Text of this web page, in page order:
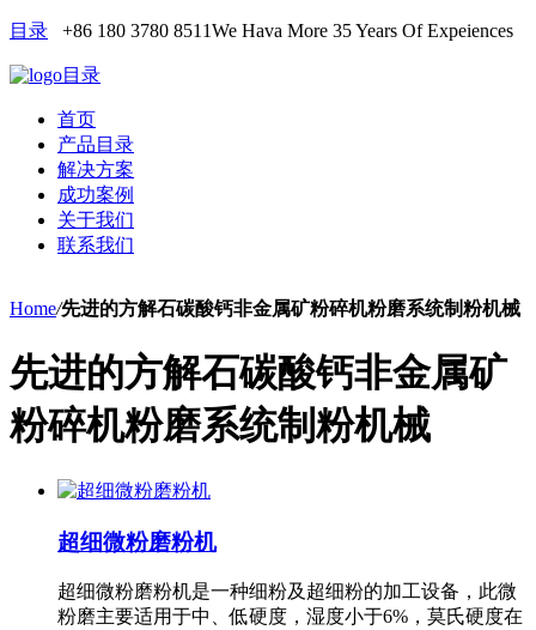
目录 +86 180 3780 8511We Hava More 35 Years Of Expeiences
目录
首页
产品目录
解决方案
成功案例
关于我们
联系我们
Home/先进的方解石碳酸钙非金属矿粉碎机粉磨系统制粉机械
先进的方解石碳酸钙非金属矿
粉碎机粉磨系统制粉机械
超细微粉磨粉机
超细微粉磨粉机是一种细粉及超细粉的加工设备，此微
粉磨主要适用于中、低硬度，湿度小于6%，莫氏硬度在